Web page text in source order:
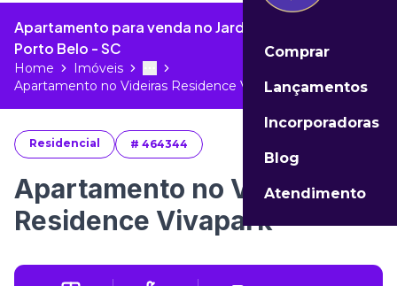
Comprar
Lançamentos
Incorporadoras
Blog
Atendimento
Apartamento para venda no Jardim Dourado de
Porto Belo - SC
Home Imóveis More
Toggle menu
Apartamento no Videiras Residence V...
Residencial # 464344
Apartamento no Videiras
Residence Vivapark